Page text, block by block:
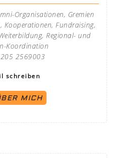
Organisationen, Gremien
Kooperationen, Fundraising,
Regional- und
Koordination
2569003
schreiben
MICH